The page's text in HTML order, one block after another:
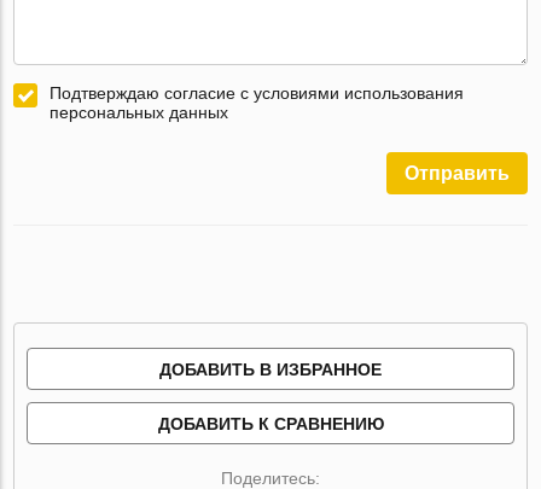
Подтверждаю согласие с условиями использования
персональных данных
Отправить
ДОБАВИТЬ В ИЗБРАННОЕ
ДОБАВИТЬ К СРАВНЕНИЮ
Поделитесь: